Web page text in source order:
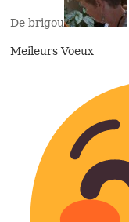
De brigou
Meileurs Voeux